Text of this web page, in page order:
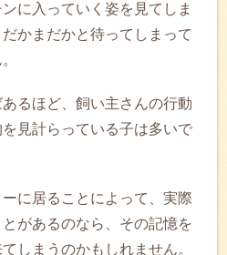
に入っていく姿を見てしま
かまだかと待ってしまって
るほど、飼い主さんの行動
見計らっている子は多いで
に居ることによって、実際
があるのなら、その記憶を
しまうのかもしれません。